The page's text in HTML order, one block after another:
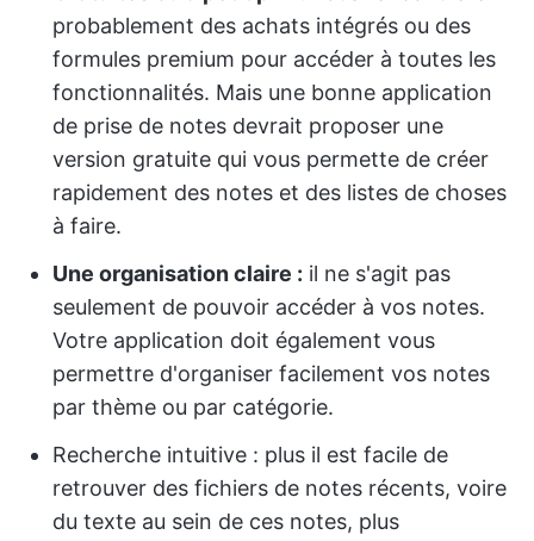
probablement des achats intégrés ou des
formules premium pour accéder à toutes les
fonctionnalités. Mais une bonne application
de prise de notes devrait proposer une
version gratuite qui vous permette de créer
rapidement des notes et des listes de choses
à faire.
Une organisation claire : il ne s'agit pas
seulement de pouvoir accéder à vos notes.
Votre application doit également vous
permettre d'organiser facilement vos notes
par thème ou par catégorie.
Recherche intuitive : plus il est facile de
retrouver des fichiers de notes récents, voire
du texte au sein de ces notes, plus